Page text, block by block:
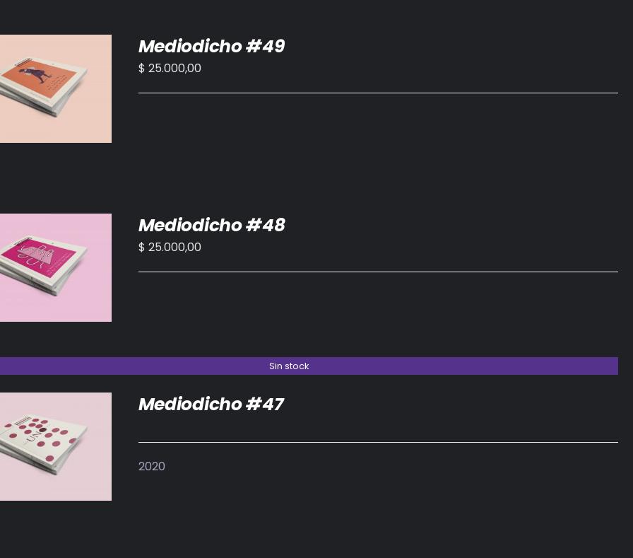
AL CARRITO
DETALLES
Mediodicho #49
$ 25.000,00
AL CARRITO
DETALLES
Mediodicho #48
$ 25.000,00
Sin stock
DETALLES
Mediodicho #47
2020